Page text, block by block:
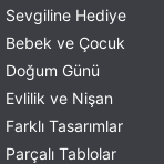
Sevgiline Hediye
Bebek ve Çocuk
Doğum Günü
Evlilik ve Nişan
Farklı Tasarımlar
Parçalı Tablolar